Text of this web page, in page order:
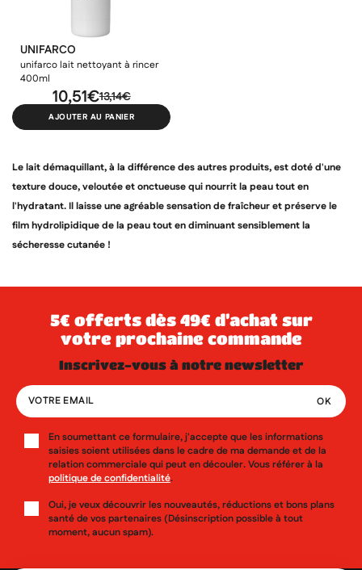
UNIFARCO
unifarco lait nettoyant à rincer
400ml
13,14€
10,51€
AJOUTER AU PANIER
Lelait démaquillant, à la différence des autres produits, est doté d'une
texture douce, veloutée et onctueuse qui nourrit la peau tout en
l'hydratant. Il laisse une agréable sensation de fraîcheur et préserve le
film hydrolipidique de la peau tout en diminuant sensiblement la
sécheresse cutanée !
5€ offerts dès 49€ d’achat sur
votre prochaine commande
inscrivez-vous à notre newsletter
En soumettant ce formulaire, j'accepte que les informations
saisies soient utilisées dans le cadre de ma demande et de la
relation commerciale qui peut en découler. Vous référer à la
politique de confidentialité.
Oui, je veux découvrir les nouveautés, réductions et bons plans
santé de vos partenaires (Désinscription possible à tout
moment, aucun spam).
add_circle_outline Créer une nouvelle liste
((modalTitle))
((cancelText)) ((modalDeleteText))
Créer une liste d'envies
Annuler Créer une liste d'envies
Connexion
liste d'envies.
Annuler Connexion